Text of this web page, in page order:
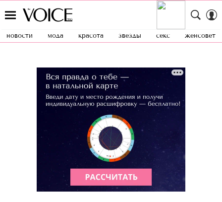
новости мода красота звезды секс женсовет